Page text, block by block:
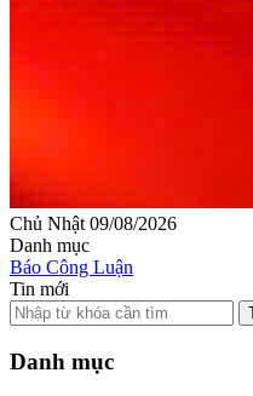
Chủ Nhật 09/08/2026
Danh mục
Báo Công Luận
Tin mới
Danh mục